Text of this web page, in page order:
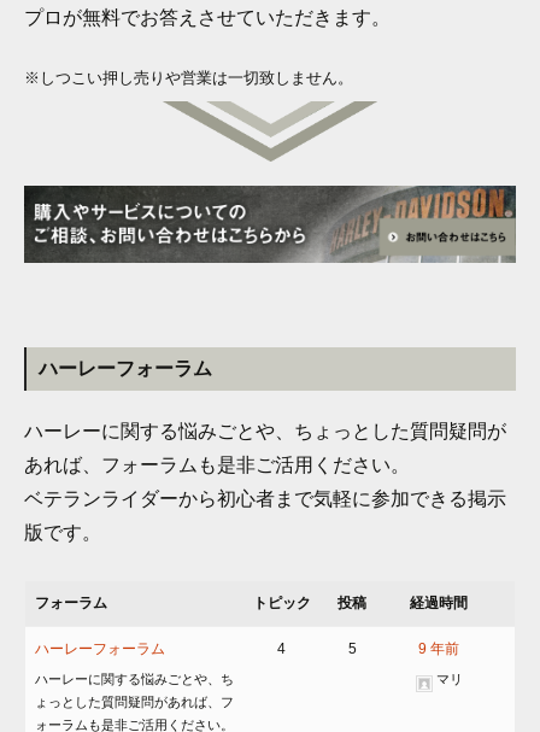
プロが無料でお答えさせていただきます。
※しつこい押し売りや営業は一切致しません。
ハーレーフォーラム
ハーレーに関する悩みごとや、ちょっとした質問疑問が
あれば、フォーラムも是非ご活用ください。
ベテランライダーから初心者まで気軽に参加できる掲示
版です。
フォーラム トピック 投稿 経過時間
ハーレーフォーラム
ハーレーに関する悩みごとや、ち
ょっとした質問疑問があれば、フ
ォーラムも是非ご活用ください。
4 5 9 年前
マリ